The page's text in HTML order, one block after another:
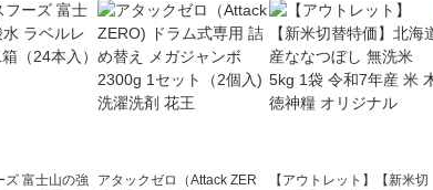
ズ 富士山の強
アタックゼロ（Attack ZER
【アウトレット】【新米切